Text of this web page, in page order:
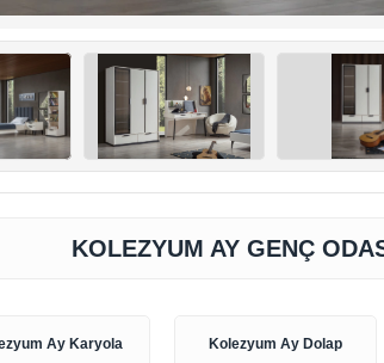
KOLEZYUM AY GENÇ
Ay Karyola Kolezyum Ay Dolap